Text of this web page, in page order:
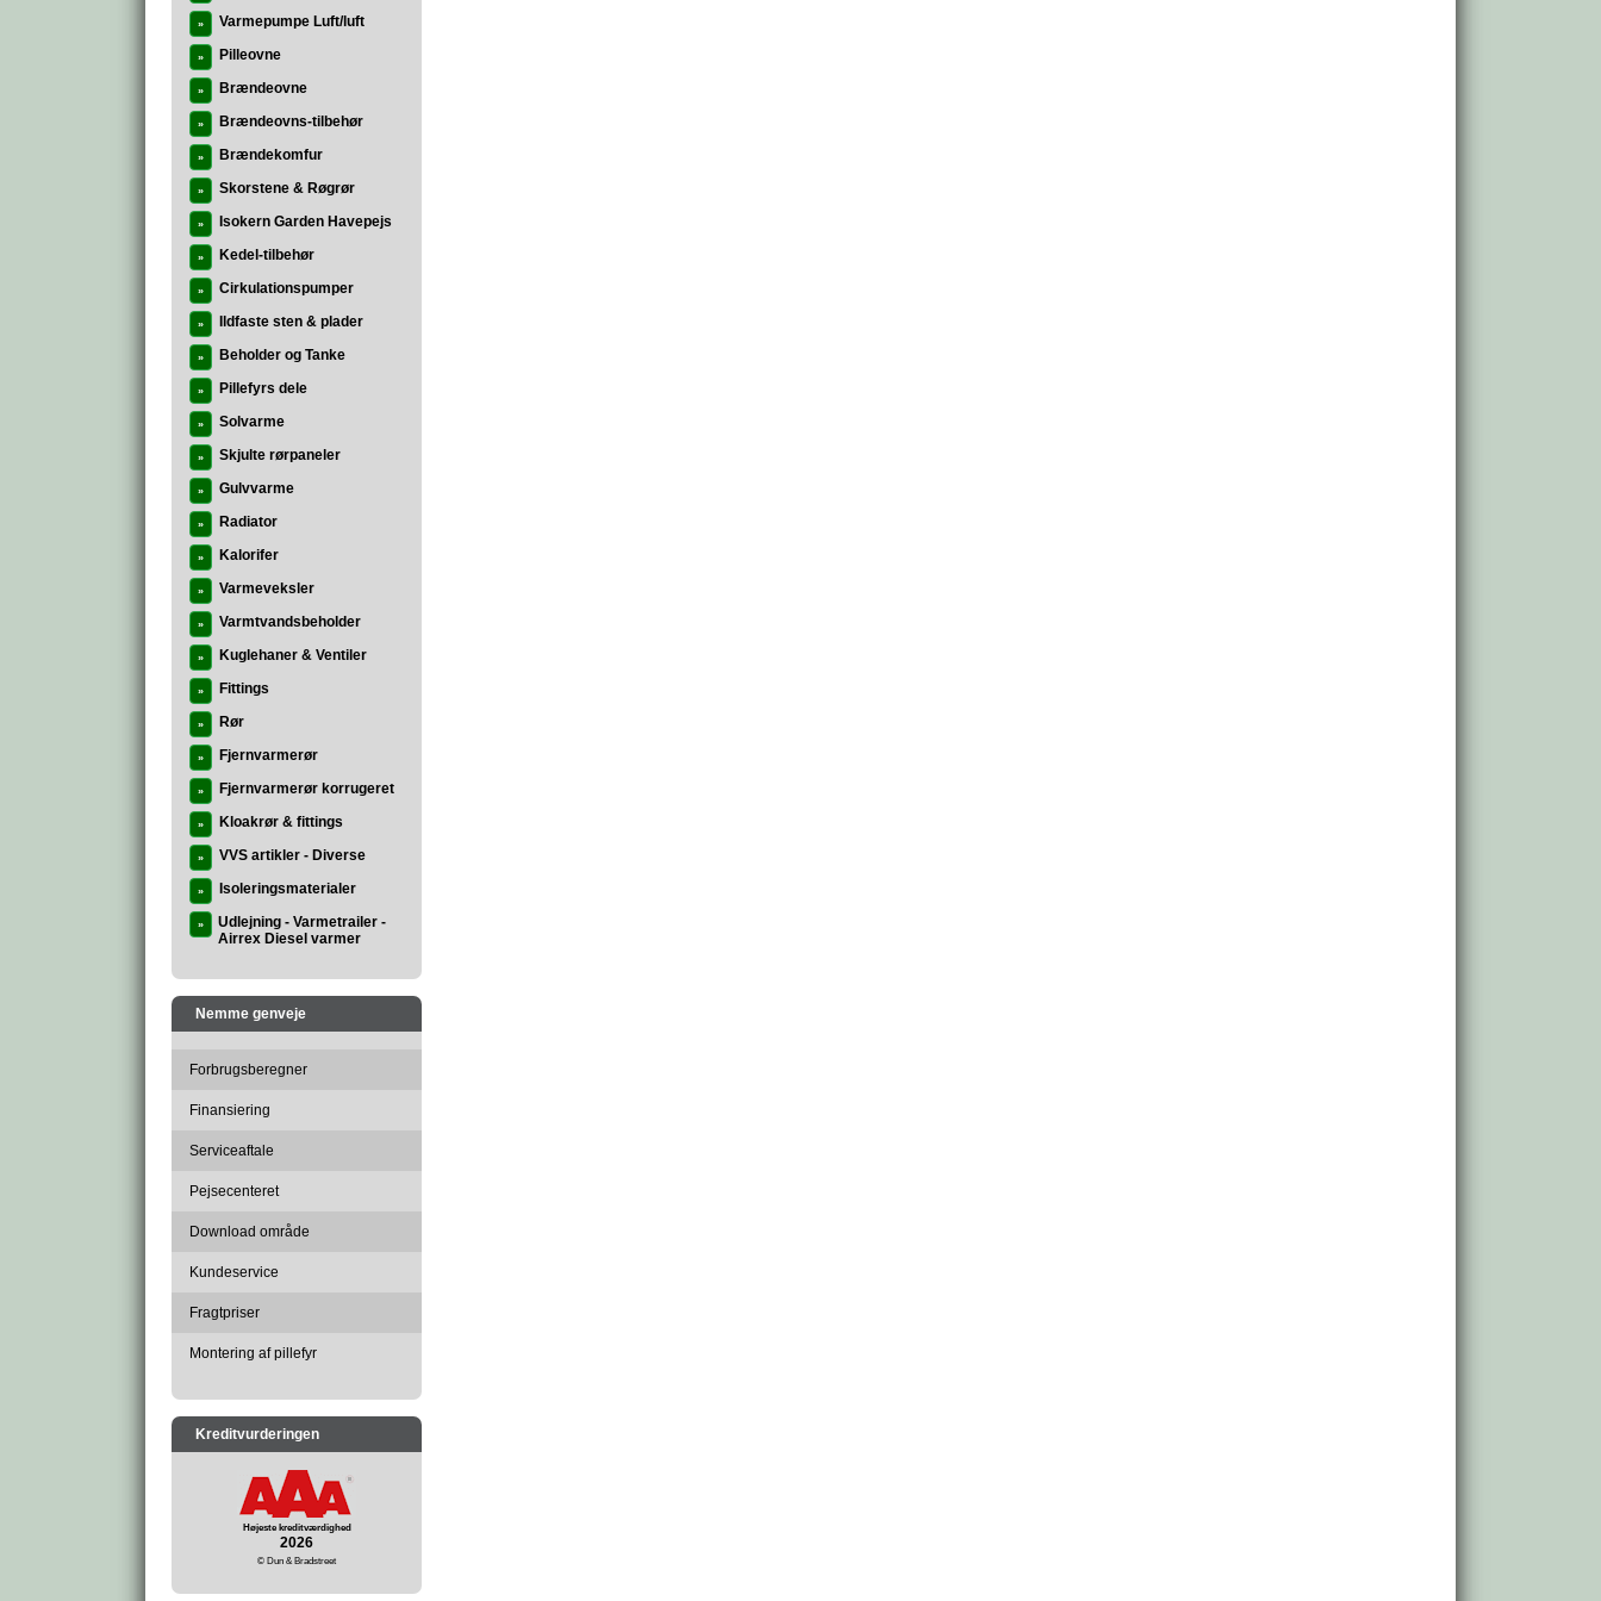
» Varmepumpe Luft/luft
» Pilleovne
» Brændeovne
» Brændeovns-tilbehør
» Brændekomfur
» Skorstene & Røgrør
» Isokern Garden Havepejs
» Kedel-tilbehør
» Cirkulationspumper
» Ildfaste sten & plader
» Beholder og Tanke
» Pillefyrs dele
» Solvarme
» Skjulte rørpaneler
» Gulvvarme
» Radiator
» Kalorifer
» Varmeveksler
» Varmtvandsbeholder
» Kuglehaner & Ventiler
» Fittings
» Rør
» Fjernvarmerør
» Fjernvarmerør korrugeret
» Kloakrør & fittings
» VVS artikler - Diverse
» Isoleringsmaterialer
»
Udlejning - Varmetrailer -
Airrex Diesel varmer
Nemme genveje
Forbrugsberegner
Finansiering
Serviceaftale
Pejsecenteret
Download område
Kundeservice
Fragtpriser
Montering af pillefyr
Kreditvurderingen
Højeste kreditværdighed
2026
© Dun & Bradstreet